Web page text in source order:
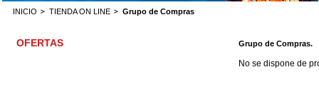
INICIO TIENDA ON LINE Grupo de Compras
OFERTAS Grupo de Compras.
No se dispone de